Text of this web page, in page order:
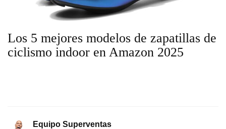
Los 5 mejores modelos de zapatillas de
ciclismo indoor en Amazon 2025
Equipo Superventas